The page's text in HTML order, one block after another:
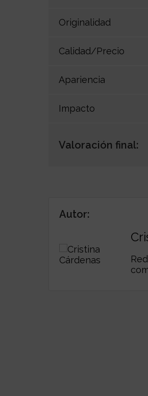
Originalidad
Calidad/Precio
Apariencia
Impacto
Valoración final:
Autor: